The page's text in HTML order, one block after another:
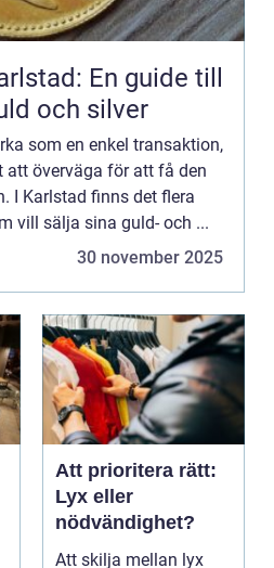
En guide till
och silver
som en enkel transaktion,
att överväga för att få den
I Karlstad finns det flera
vill sälja sina guld- och ...
30 november 2025
Att prioritera rätt:
Lyx eller
nödvändighet?
Att skilja mellan lyx